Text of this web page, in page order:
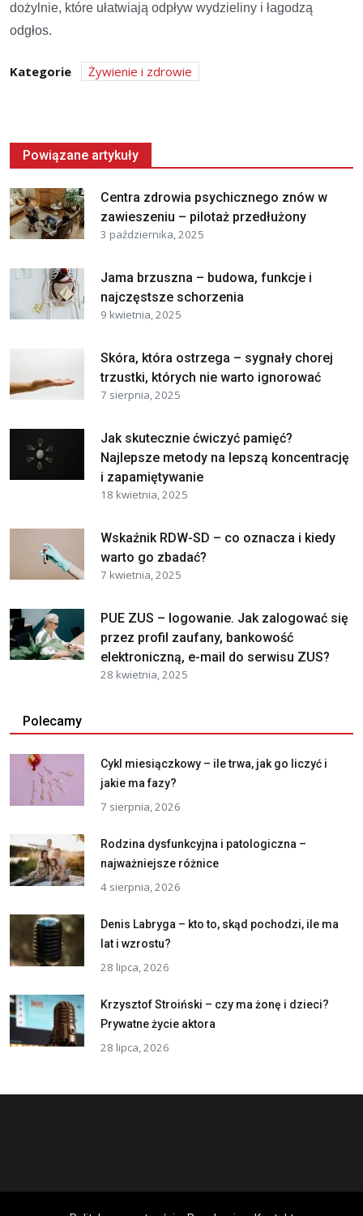
dożylnie, które ułatwiają odpływ wydzieliny i łagodzą
odgłos.
Kategorie Żywienie i zdrowie
Powiązane artykuły
Centra zdrowia psychicznego znów w
zawieszeniu – pilotaż przedłużony
3 października, 2025
Jama brzuszna – budowa, funkcje i
najczęstsze schorzenia
9 kwietnia, 2025
Skóra, która ostrzega – sygnały chorej
trzustki, których nie warto ignorować
7 sierpnia, 2025
Jak skutecznie ćwiczyć pamięć?
Najlepsze metody na lepszą koncentrację
i zapamiętywanie
18 kwietnia, 2025
Wskaźnik RDW-SD – co oznacza i kiedy
warto go zbadać?
7 kwietnia, 2025
PUE ZUS – logowanie. Jak zalogować się
przez profil zaufany, bankowość
elektroniczną, e-mail do serwisu ZUS?
28 kwietnia, 2025
Polecamy
Cykl miesiączkowy – ile trwa, jak go liczyć i
jakie ma fazy?
7 sierpnia, 2026
Rodzina dysfunkcyjna i patologiczna –
najważniejsze różnice
4 sierpnia, 2026
Denis Labryga – kto to, skąd pochodzi, ile ma
lat i wzrostu?
28 lipca, 2026
Krzysztof Stroiński – czy ma żonę i dzieci?
Prywatne życie aktora
28 lipca, 2026